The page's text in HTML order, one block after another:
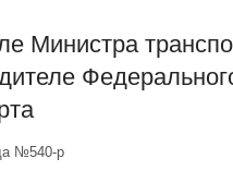
Министра
№540-р